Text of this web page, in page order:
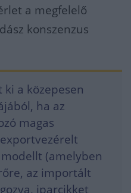
a megfelelő
konszenzus
ki a közepesen
ha az
magas
(amelyben
az importált
iparcikket